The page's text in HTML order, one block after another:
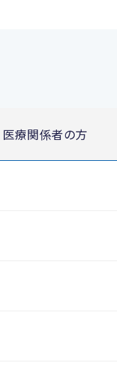
医療関係者の方